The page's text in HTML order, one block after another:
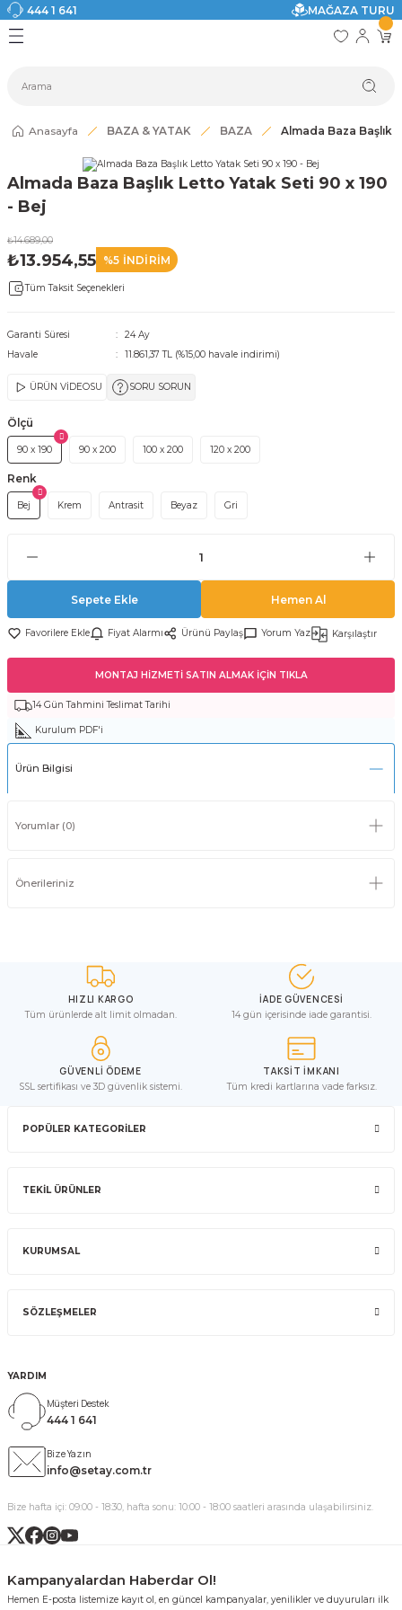
444 1 641
MAĞAZA TURU
Geri Dön
Modelleri
Geri Dön
Geri Dön
Geri Dön
Geri Dön
Geri Dön
Anasayfa BAZA & YATAK BAZA Almada Baza Başlık
Almada Baza Başlık Letto Yatak Seti 90 x 190
- Bej
₺14.689,00
₺13.954,55 %5 İNDİRİM
Tüm Taksit Seçenekleri
Garanti Süresi
24 Ay
Havale
11.861,37 TL (%15,00 havale indirimi)
ÜRÜN VİDEOSU SORU SORUN
Ölçü
90 x 190 90 x 200 100 x 200 120 x 200
Renk
Bej Krem Antrasit Beyaz Gri
Sepete Ekle Hemen Al
Fiyat Alarmı Ürünü Paylaş Yorum Yaz Karşılaştır
MONTAJ HİZMETİ SATIN ALMAK İÇİN TIKLA
14 Gün Tahmini Teslimat Tarihi
Kurulum PDF'i
Ürün Bilgisi
Yorumlar (0)
Önerileriniz
HIZLI KARGO
Tüm ürünlerde alt limit olmadan.
İADE GÜVENCESİ
14 gün içerisinde iade garantisi.
GÜVENLİ ÖDEME
SSL sertifikası ve 3D güvenlik sistemi.
TAKSİT İMKANI
Tüm kredi kartlarına vade farksız.
POPÜLER KATEGORİLER
TEKİL ÜRÜNLER
KURUMSAL
SÖZLEŞMELER
YARDIM
Müşteri Destek
444 1 641
Bize Yazın
info@setay.com.tr
Bize hafta içi: 09:00 - 18:30, hafta sonu: 10:00 - 18:00 saatleri arasında ulaşabilirsiniz.
Kampanyalardan Haberdar Ol!
Hemen E-posta listemize kayıt ol, en güncel kampanyalar, yenilikler ve duyuruları ilk